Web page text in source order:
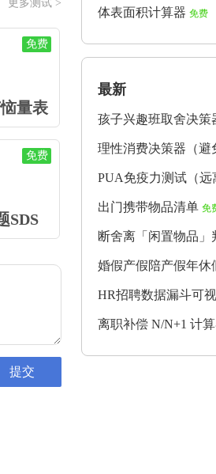
更多测试 >
免费
量表
免费
SDS
体表面积计算器 免费
最新
孩子兴趣班取舍决策
理性消费决策器（避免冲动
PUA免疫力测试（远离情感
出门携带物品清单 免
断舍离「闲置物品」判
婚假产假陪产假年休假
HR招聘数据漏斗可视化生
离职补偿 N/N+1 计